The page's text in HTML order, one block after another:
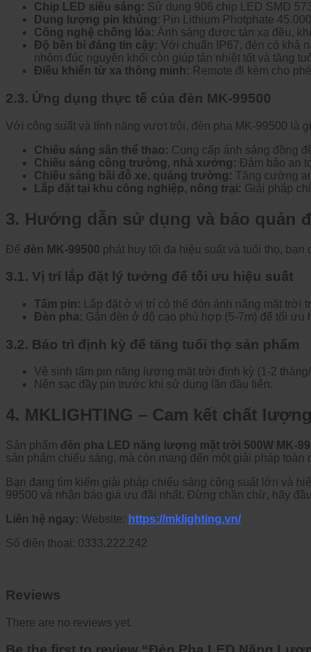
Chip LED siêu sáng: Sử dụng 906 chip LED SMD
Dung l ượng pin khủng : Pin Lithium Photphate
Công nghệ chống l óa: Ánh sáng được tán xạ đều, kh
Độ bền bỉ đ áng tin cậy: Với chuẩn IP67, đèn có khả n
nhôm đúc nguyên khối còn giúp tản nhiệt tốt và tăng tu
Điều khiển từ xa thông minh: Remote đi kèm cho
2.3. Ứng dụng thực tế của đ èn MK-99500
Với công suất và tính năng vượt trội, đèn pha MK-99500 là gi
Chiếu sáng sân thể thao: Cung cấp ánh sáng đồng đ
Chiếu sáng công trường, nhà xưởng: Đảm bảo an
Chiếu sáng bãi đ ỗ xe, quảng trường: Tăng cường
Lắp đ ặt tại khu công nghiệp, nông trại: Giải pháp chi
3. Hướng dẫn sử dụng và bảo quản đ
Để đ èn MK-99500 phát huy tối đa hiệu suất và tuổi thọ, bạn
3.1. Vị trí l ắp đ ặt l ý tưởng đ ể tối ưu hiệu suất
Tấm pin: Lắp đặt ở vị trí có thể đón ánh nắng mặt trời
Đèn pha: Gắn đèn ở độ cao phù hợp (5-7m) để tối ưu
3.2. Bảo trì định kỳ để tăng tuổi thọ sản phẩm
Vệ sinh tấm pin năng lượng mặt trời định kỳ (1-2 tháng/l
N ên sạc đầy pin trước khi sử dụng lần đầu tiên.
4. MKLIGHTING – Cam kết chất lư
Sản phẩm đ èn pha LED năng lượng mặt trời 500W MK-
sản phẩm chiếu sáng, mà còn mang đến một giải pháp toàn
Bạn đang tìm kiếm giải pháp chiếu sáng công suất lớn và hi
99500 và nhận báo giá ưu đãi nhất. Đừng chần chừ, hãy đ
Liên hệ ngay: Website: https://mklighting.vn/
Số điện thoại: 0333.222.242
Reviews
There are no reviews yet.